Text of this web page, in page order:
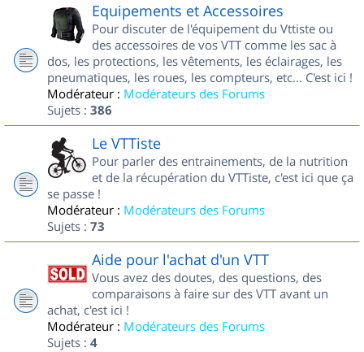
Equipements et Accessoires
Pour discuter de l'équipement du Vttiste ou
des accessoires de vos VTT comme les sac à
dos, les protections, les vêtements, les éclairages, les
pneumatiques, les roues, les compteurs, etc... C'est ici !
Modérateur : Modérateurs des Forums
Sujets : 386
Le VTTiste
Pour parler des entrainements, de la nutrition
et de la récupération du VTTiste, c'est ici que ça
se passe !
Modérateur : Modérateurs des Forums
Sujets : 73
Aide pour l'achat d'un VTT
Vous avez des doutes, des questions, des
comparaisons à faire sur des VTT avant un
achat, c'est ici !
Modérateur : Modérateurs des Forums
Sujets : 4